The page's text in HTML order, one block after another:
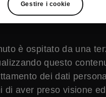
è ospitato da una
questo
dei dati
di aver preso visione
Gestire i cookie